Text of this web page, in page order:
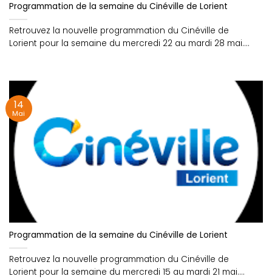
Programmation de la semaine du Cinéville de Lorient
Retrouvez la nouvelle programmation du Cinéville de
Lorient pour la semaine du mercredi 22 au mardi 28 mai....
Programmation de la semaine du Cinéville de Lorient
Retrouvez la nouvelle programmation du Cinéville de
Lorient pour la semaine du mercredi 15 au mardi 21 mai....
14
Mai